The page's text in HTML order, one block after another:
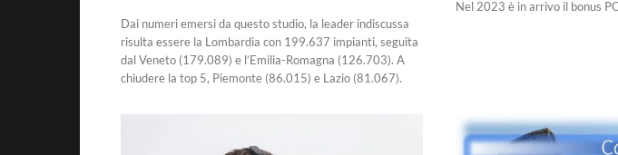
Dai numeri emersi da questo studio, la leader indiscussa
risulta essere la Lombardia con 199.637 impianti, seguita
dal Veneto (179.089) e l’Emilia-Romagna (126.703). A
chiudere la top 5, Piemonte (86.015) e Lazio (81.067).
Nel 2023 è in arrivo il bonus